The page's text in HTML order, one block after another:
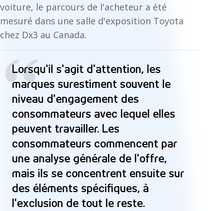
voiture, le parcours de l'acheteur a été
mesuré dans une salle d'exposition Toyota
chez Dx3 au Canada.
“
Lorsqu'il s'agit d'attention, les
marques surestiment souvent le
niveau d'engagement des
consommateurs avec lequel elles
peuvent travailler. Les
consommateurs commencent par
une analyse générale de l'offre,
mais ils se concentrent ensuite sur
des éléments spécifiques, à
l'exclusion de tout le reste.